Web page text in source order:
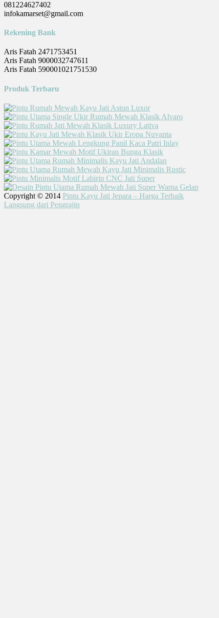
081224627402
infokamarset@gmail.com
Rekening Bank
Aris Fatah 2471753451
Aris Fatah 9000032747611
Aris Fatah 590001021751530
Produk Terbaru
Copyright © 2014 Pintu Kayu Jati Jepara – Harga Terbaik
Langsung dari Pengrajin